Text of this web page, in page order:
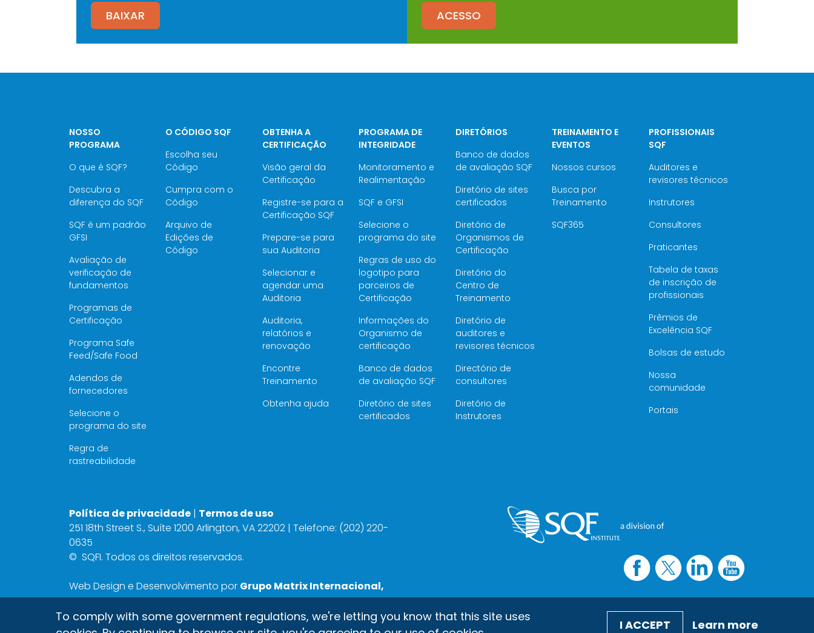
BAIXAR ACESSO
NOSSO
PROGRAMA
O que é SQF?
Descubra a
diferença do SQF
SQF é um padrão
GFSI
Avaliação de
verificação de
fundamentos
Programas de
Certificação
Programa Safe
Feed/Safe Food
Adendos de
fornecedores
Selecione o
programa do site
Regra de
rastreabilidade
O CÓDIGO SQF
Escolha seu
Código
Cumpra com o
Código
Arquivo de
Edições de
Código
OBTENHA A
CERTIFICAÇÃO
Visão geral da
Certificação
Registre-se para a
Certificação SQF
Prepare-se para
sua Auditoria
Selecionar e
agendar uma
Auditoria
Auditoria,
relatórios e
renovação
Encontre
Treinamento
Obtenha ajuda
PROGRAMA DE
INTEGRIDADE
Monitoramento e
Realimentação
SQF e GFSI
Selecione o
programa do site
Regras de uso do
logotipo para
parceiros de
Certificação
Informações do
Organismo de
certificação
Banco de dados
de avaliação SQF
Diretório de sites
certificados
DIRETÓRIOS
Banco de dados
de avaliação SQF
Diretório de sites
certificados
Diretório de
Organismos de
Certificação
Diretório do
Centro de
Treinamento
Diretório de
auditores e
revisores técnicos
Directório de
consultores
Diretório de
Instrutores
TREINAMENTO E
EVENTOS
Nossos cursos
Busca por
Treinamento
SQF365
PROFISSIONAIS
SQF
Auditores e
revisores técnicos
Instrutores
Consultores
Praticantes
Tabela de taxas
de inscrição de
profissionais
Prêmios de
Excelência SQF
Bolsas de estudo
Nossa
comunidade
Portais
Política de privacidade | Termos de uso
251 18th Street S., Suíte 1200 Arlington, VA 22202 | Telefone: (202) 220-
0635
© SQFI. Todos os direitos reservados.
Web Design e Desenvolvimento por Grupo Matrix Internacional,
Inc.
To comply with some government regulations, we're letting you know that this site uses
I ACCEPT Learn more